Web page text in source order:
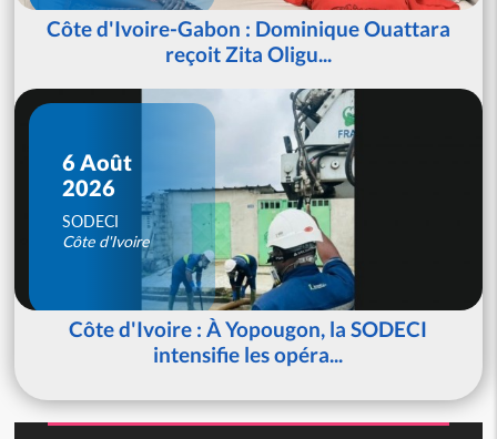
Côte d'Ivoire-Gabon : Dominique Ouattara
reçoit Zita Oligu...
6 Août
2026
SODECI
Côte d'Ivoire
Côte d'Ivoire : À Yopougon, la SODECI
intensifie les opéra...